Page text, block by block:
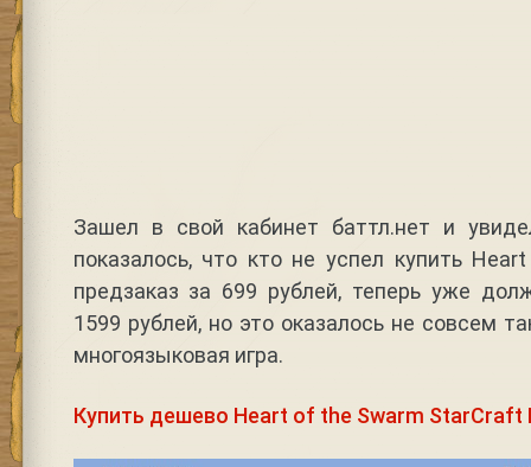
Зашел в свой кабинет баттл.нет и
показалось, что кто не успел купить
предзаказ за 699 рублей, теперь уже
1599 рублей, но это оказалось не совсем
многоязыковая игра.
Купить дешево Heart of the Swarm StarCraft